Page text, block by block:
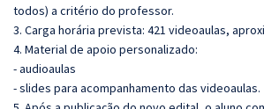
todos) a critério do professor.
3. Carga horária prevista: 421 videoaulas,
4. Material de apoio personalizado:
- audioaulas
- slides para acompanhamento das videoaulas.